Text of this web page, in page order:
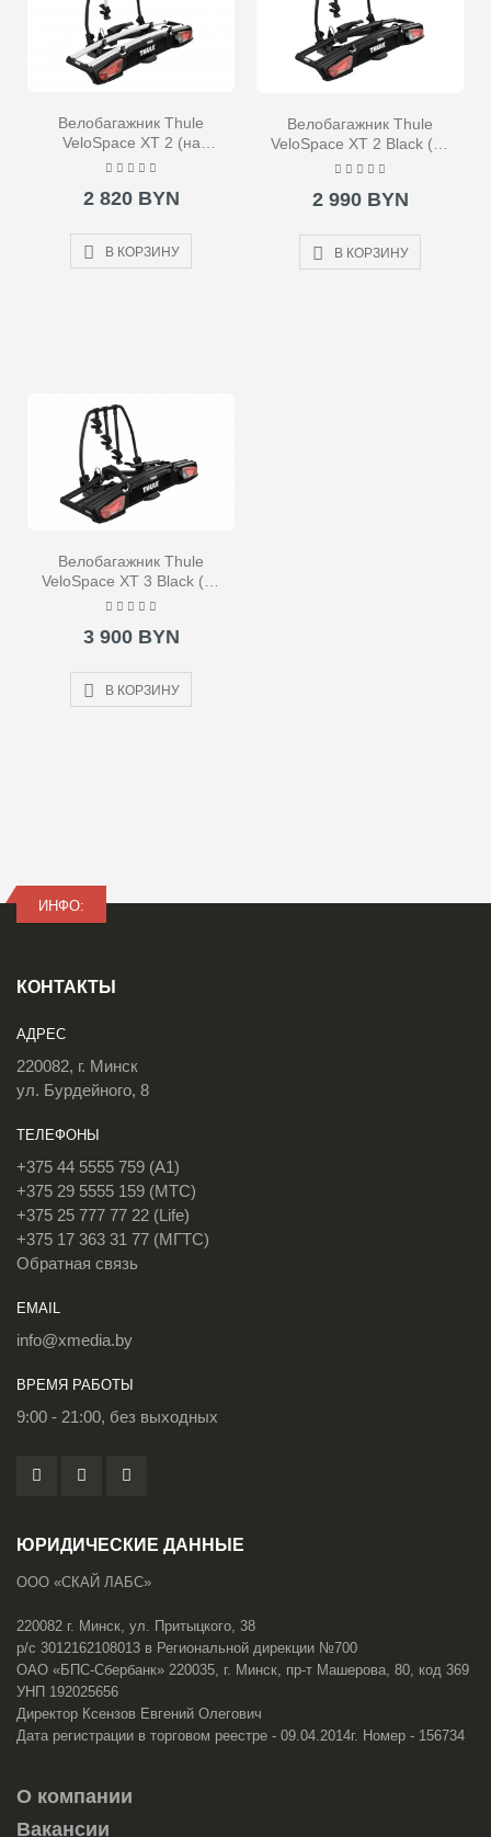
Велобагажник Thule
VeloSpace XT 2 (на
фаркоп)
2 820 BYN
В КОРЗИНУ
Велобагажник Thule
VeloSpace XT 2 Black (на
фаркоп)
2 990 BYN
В КОРЗИНУ
Велобагажник Thule
VeloSpace XT 3 Black (на
фаркоп)
3 900 BYN
В КОРЗИНУ
ИНФО:
КОНТАКТЫ
АДРЕС
220082, г. Минск
ул. Бурдейного, 8
ТЕЛЕФОНЫ
+375 44 5555 759 (A1)
+375 29 5555 159 (МТС)
+375 25 777 77 22 (Life)
+375 17 363 31 77 (МГТС)
Обратная связь
EMAIL
info@xmedia.by
ВРЕМЯ РАБОТЫ
9:00 - 21:00, без выходных
ЮРИДИЧЕСКИЕ ДАННЫЕ
ООО «СКАЙ ЛАБС»
220082 г. Минск, ул. Притыцкого, 38
р/с 3012162108013 в Региональной дирекции №700
ОАО «БПС-Сбербанк» 220035, г. Минск, пр-т Машерова, 80, код 369
УНП 192025656
Директор Ксензов Евгений Олегович
Дата регистрации в торговом реестре - 09.04.2014г. Номер - 156734
О компании
Вакансии